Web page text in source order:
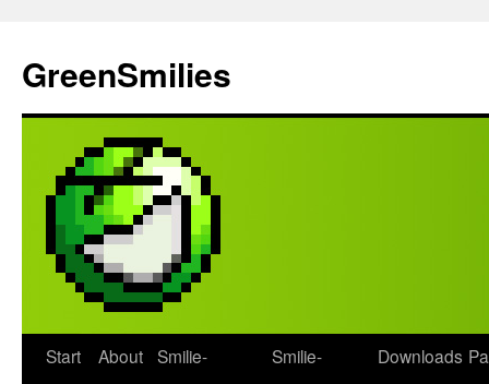
springen
GreenSmilies
Start About Smilie-
Smilie-
Downloads